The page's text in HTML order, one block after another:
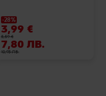
-28%
3,99 €
5,59 €
7,80 ЛВ.
10,93 ЛВ.